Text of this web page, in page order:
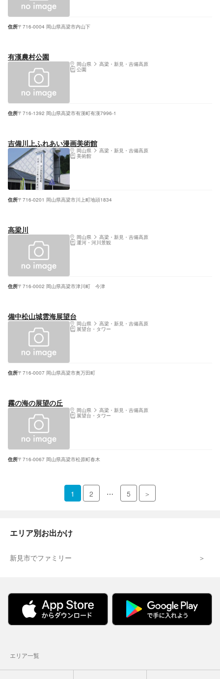
住所〒716-0004 岡山県高梁市内山下
有漢農村公園
岡山県 高梁・新見・吉備高原
公園
住所〒716-1392 岡山県高梁市有漢町有漢7996-1
吉備川上ふれあい漫画美術館
岡山県 高梁・新見・吉備高原
美術館
住所〒716-0201 岡山県高梁市川上町地頭1834
高梁川
岡山県 高梁・新見・吉備高原
運河・河川景観
住所〒716-0002 岡山県高梁市津川町 今津
備中松山城雲海展望台
岡山県 高梁・新見・吉備高原
展望台・タワー
住所〒716-0007 岡山県高梁市奥万田町
霧の海の展望の丘
岡山県 高梁・新見・吉備高原
展望台・タワー
住所〒716-0067 岡山県高梁市松原町春木
1 2 … 5 ＞
エリア別お出かけ
新見市でファミリー
エリア一覧